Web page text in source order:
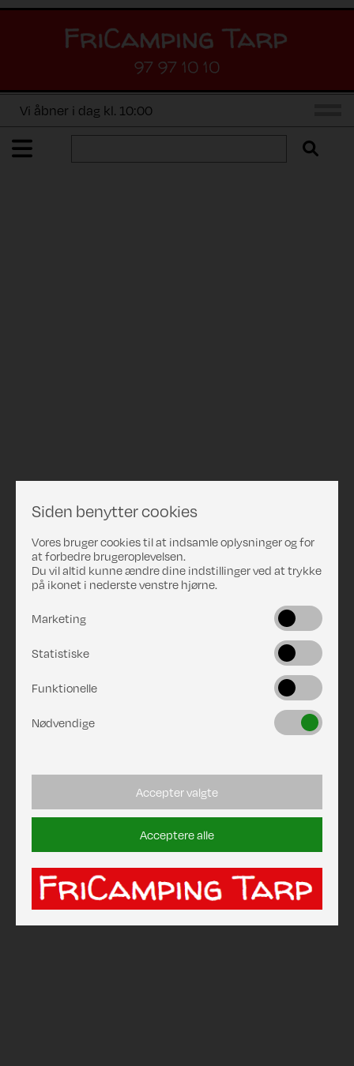
97 97 10 10
Vi åbner i dag kl. 10:00
Siden benytter cookies
Vores bruger cookies til at indsamle oplysninger og for
at forbedre brugeroplevelsen.
Du vil altid kunne ændre dine indstillinger ved at trykke
på ikonet i nederste venstre hjørne.
Marketing
Statistiske
Funktionelle
Nødvendige
Accepter valgte
Acceptere alle